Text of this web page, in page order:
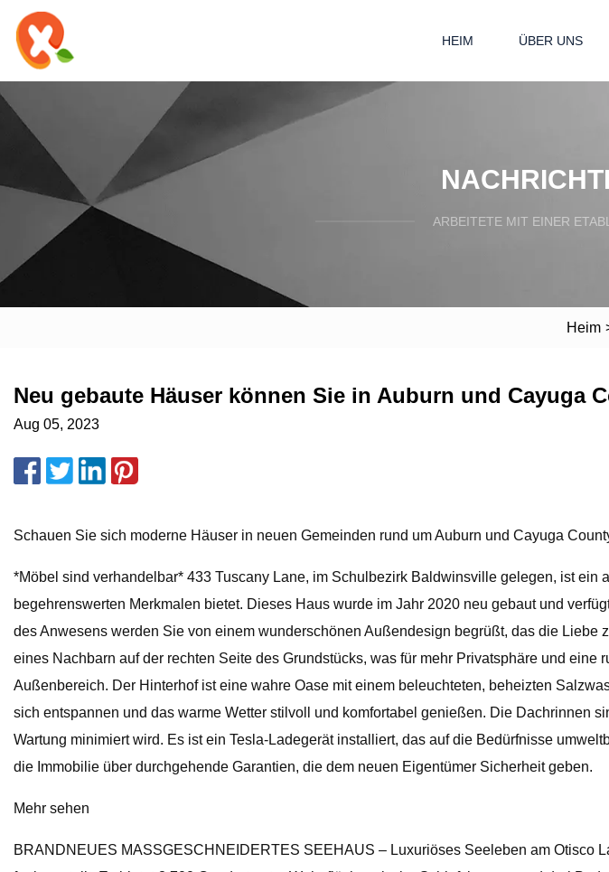
HEIM ÜBER UNS
ARBEITETE MIT EINER
Heim
Neu gebaute Häuser können Sie in Auburn und Cayuga
Aug 05, 2023
Schauen Sie sich moderne Häuser in neuen Gemeinden rund um Auburn und Cayuga
*Möbel sind verhandelbar* 433 Tuscany Lane, im Schulbezirk Baldwinsville gelegen, ist
begehrenswerten Merkmalen bietet. Dieses Haus wurde im Jahr 2020 neu gebaut und
des Anwesens werden Sie von einem wunderschönen Außendesign begrüßt, das die
eines Nachbarn auf der rechten Seite des Grundstücks, was für mehr Privatsphäre und
Außenbereich. Der Hinterhof ist eine wahre Oase mit einem beleuchteten, beheizten
sich entspannen und das warme Wetter stilvoll und komfortabel genießen. Die Dachrinnen
Wartung minimiert wird. Es ist ein Tesla-Ladegerät installiert, das auf die Bedürfnisse
die Immobilie über durchgehende Garantien, die dem neuen Eigentümer Sicherheit geben.
Mehr sehen
BRANDNEUES MASSGESCHNEIDERTES SEEHAUS – Luxuriöses Seeleben am Otisco